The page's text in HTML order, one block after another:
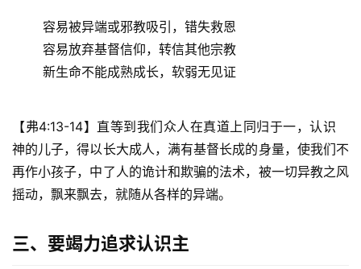
容易被异端或邪教吸引，错失救恩
容易放弃基督信仰，转信其他宗教
新生命不能成熟成长，软弱无见证
【弗4:13-14】直等到我们众人在真道上同归于一，认识
神的儿子，得以长大成人，满有基督长成的身量，使我们不
再作小孩子，中了人的诡计和欺骗的法术，被一切异教之风
摇动，飘来飘去，就随从各样的异端。
三、要竭力追求认识主